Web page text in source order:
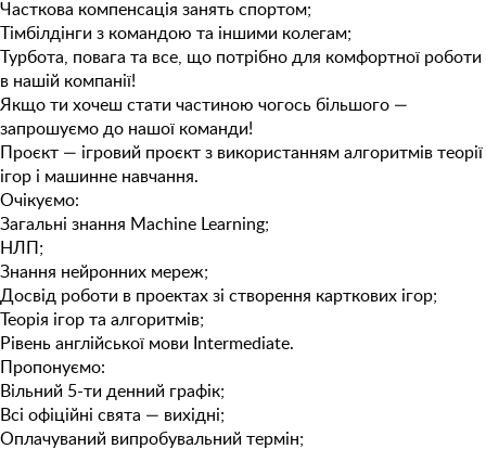
Часткова компенсація занять спортом;
Тімбілдінги з командою та іншими колегам;
Турбота, повага та все, що потрібно для комфортної роботи
в нашій компанії!
Якщо ти хочеш стати частиною чогось більшого —
запрошуємо до нашої команди!
Проєкт — ігровий проєкт з використанням алгоритмів теорії
ігор і машинне навчання.
Очікуємо:
Загальні знання Machine Learning;
НЛП;
Знання нейронних мереж;
Досвід роботи в проектах зі створення карткових ігор;
Теорія ігор та алгоритмів;
Рівень англійської мови Intermediate.
Пропонуємо:
Вільний 5-ти денний графік;
Всі офіційні свята — вихідні;
Оплачуваний випробувальний термін;